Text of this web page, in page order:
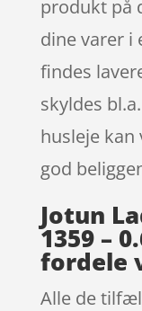
produkt på
dine varer i
findes
skyldes
husleje kan
god
Jotun
1359 –
fordele
Alle de